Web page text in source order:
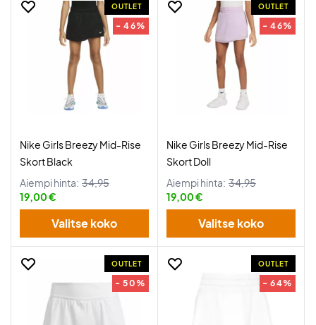
OUTLET
- 46%
Nike Girls Breezy Mid-Rise
Skort Black
Aiempi hinta: 34,95
19,00 €
Valitse koko
OUTLET
- 46%
Nike Girls Breezy Mid-Rise
Skort Doll
Aiempi hinta: 34,95
19,00 €
Valitse koko
OUTLET
- 50%
OUTLET
- 64%